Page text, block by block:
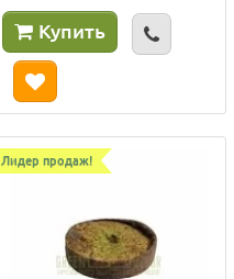
Купить
Лидер продаж!